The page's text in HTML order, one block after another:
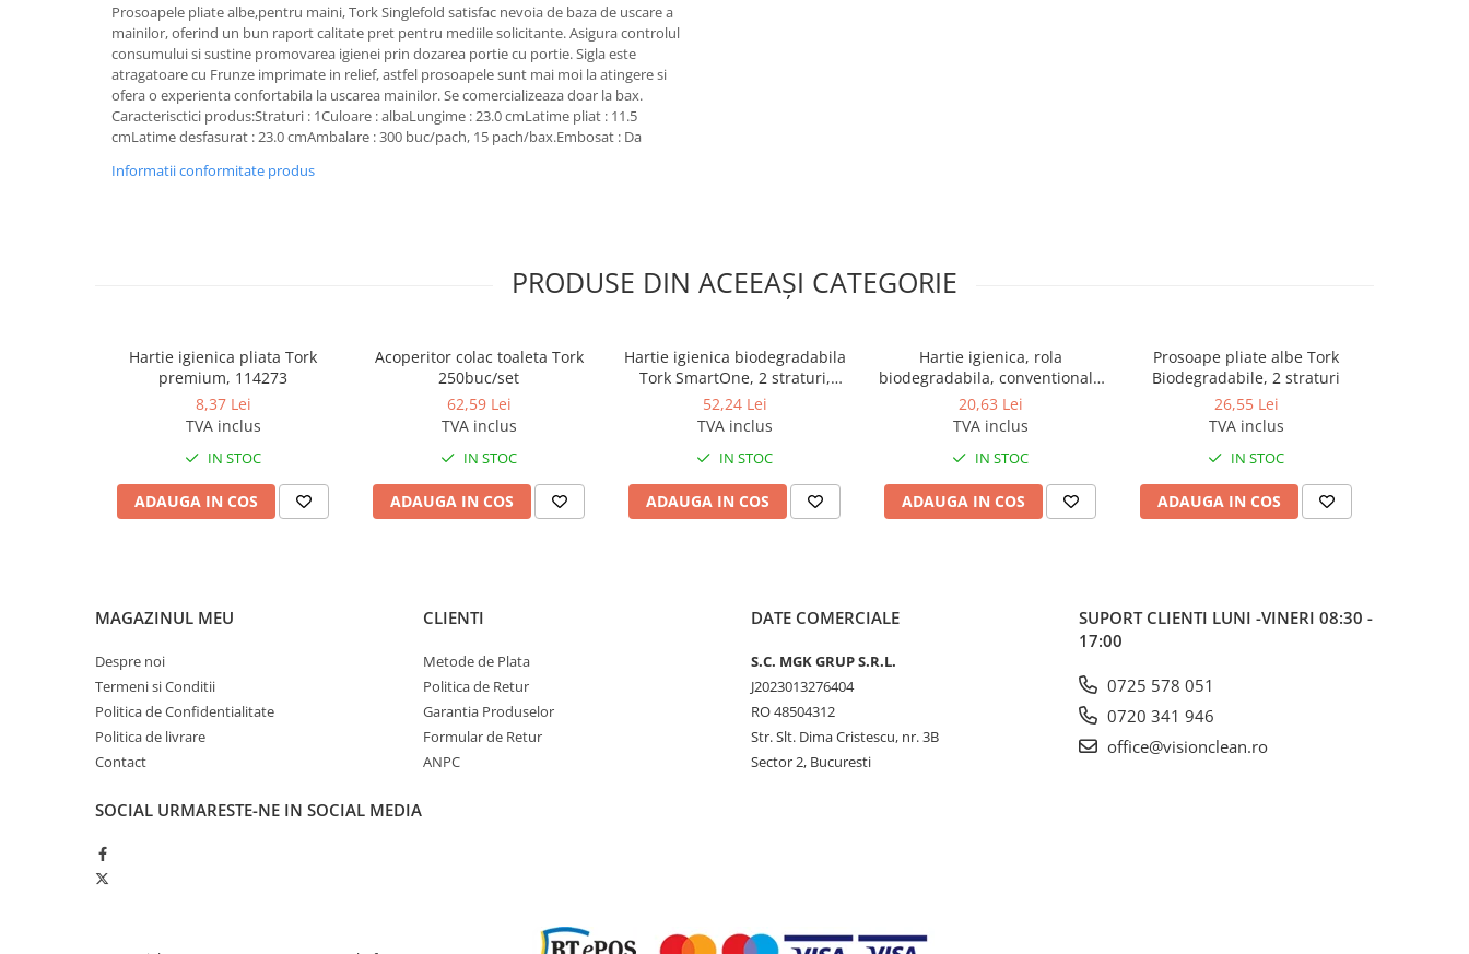
Dozatoare dezinfectanti
Dispensere acoperitoare colac wc
Dispensere hartie igienica
Dispensere odorizante
Dispensere prosoape pliate (Z)
Dispensere pungi igiena feminina
Uscatoare de maini si par
Produse ingrijire personala
Consumabile hartie
Acoperitori toaleta
Cearceaf hartie & cearceaf hartie
Hartie igienica
Role hartie industriala
Prosoapele pliate albe,pentru maini, Tork Singlefold satisfac nevoia de baza de uscare a
mainilor, oferind un bun raport calitate pret pentru mediile solicitante. Asigura controlul
consumului si sustine promovarea igienei prin dozarea portie cu portie. Sigla este
atragatoare cu Frunze imprimate in relief, astfel prosoapele sunt mai moi la atingere si
ofera o experienta confortabila la uscarea mainilor. Se comercializeaza doar la bax.
Caracterisctici produs:Straturi : 1Culoare : albaLungime : 23.0 cmLatime pliat : 11.5
cmLatime desfasurat : 23.0 cmAmbalare : 300 buc/pach, 15 pach/bax.Embosat : Da
Informatii conformitate produs
PRODUSE DIN ACEEAȘI CATEGORIE
Hartie igienica pliata Tork
premium, 114273
8,37 Lei
TVA inclus
IN STOC
ADAUGA IN COS
Acoperitor colac toaleta Tork
250buc/set
62,59 Lei
TVA inclus
IN STOC
ADAUGA IN COS
Hartie igienica biodegradabila
Tork SmartOne, 2 straturi,
207m
52,24 Lei
TVA inclus
IN STOC
ADAUGA IN COS
Hartie igienica, rola
biodegradabila, conventionala
Tork Advanced, 2 straturi, 30m
20,63 Lei
TVA inclus
IN STOC
ADAUGA IN COS
Prosoape pliate albe Tork
Biodegradabile, 2 straturi
26,55 Lei
TVA inclus
IN STOC
ADAUGA IN COS
MAGAZINUL MEU
Despre noi
Termeni si Conditii
Politica de Confidentialitate
Politica de livrare
Contact
CLIENTI
Metode de Plata
Politica de Retur
Garantia Produselor
Formular de Retur
ANPC
DATE COMERCIALE
S.C. MGK GRUP S.R.L.
J2023013276404
RO 48504312
Str. Slt. Dima Cristescu, nr. 3B
Sector 2, Bucuresti
SUPORT CLIENTI LUNI -VINERI 08:30 -
17:00
0725 578 051
0720 341 946
office@visionclean.ro
SOCIAL URMARESTE-NE IN SOCIAL MEDIA